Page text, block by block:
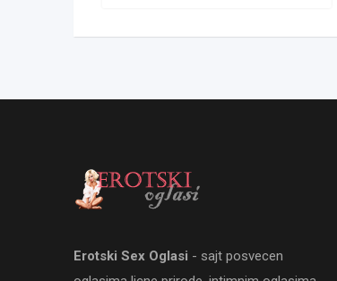
Erotski Sex Oglasi - sajt posvecen